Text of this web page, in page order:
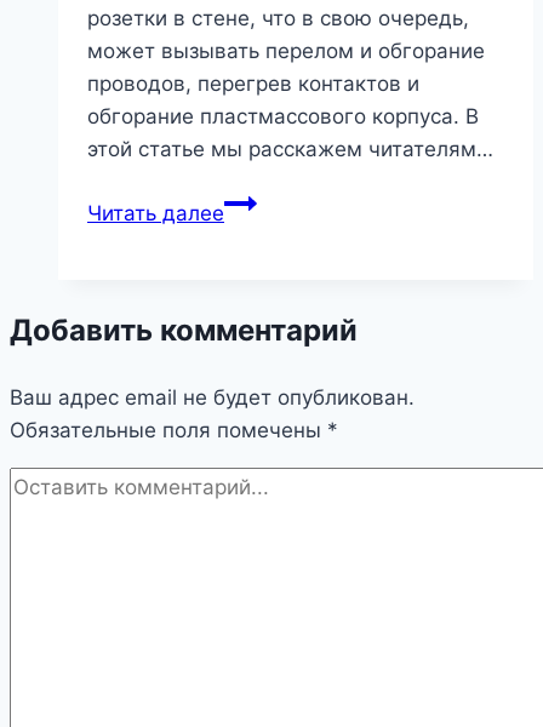
розетки в стене, что в свою очередь,
может вызывать перелом и обгорание
проводов, перегрев контактов и
обгорание пластмассового корпуса. В
этой статье мы расскажем читателям…
Читать далееКак
она
искрит
или
не
работает
Добавить комментарий
Ваш адрес email не будет опубликован.
Обязательные поля помечены *